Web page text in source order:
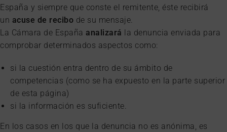
España y siempre que conste el remitente, éste recibirá
un acuse de recibo de su mensaje.
La Cámara de España analizará la denuncia enviada para
comprobar determinados aspectos como:
si la cuestión entra dentro de su ámbito de
competencias (como se ha expuesto en la parte superior
de esta página)
si la información es suficiente.
En los casos en los que la denuncia no es anónima, es